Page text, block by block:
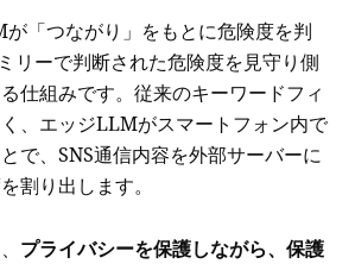
「つながり」をもとに危険度を判
リーで判断された危険度を見守り側
仕組みです。従来のキーワードフィ
、エッジLLMがスマートフォン内で
で、SNS通信内容を外部サーバーに
割り出します。
プライバシーを保護しながら、保護